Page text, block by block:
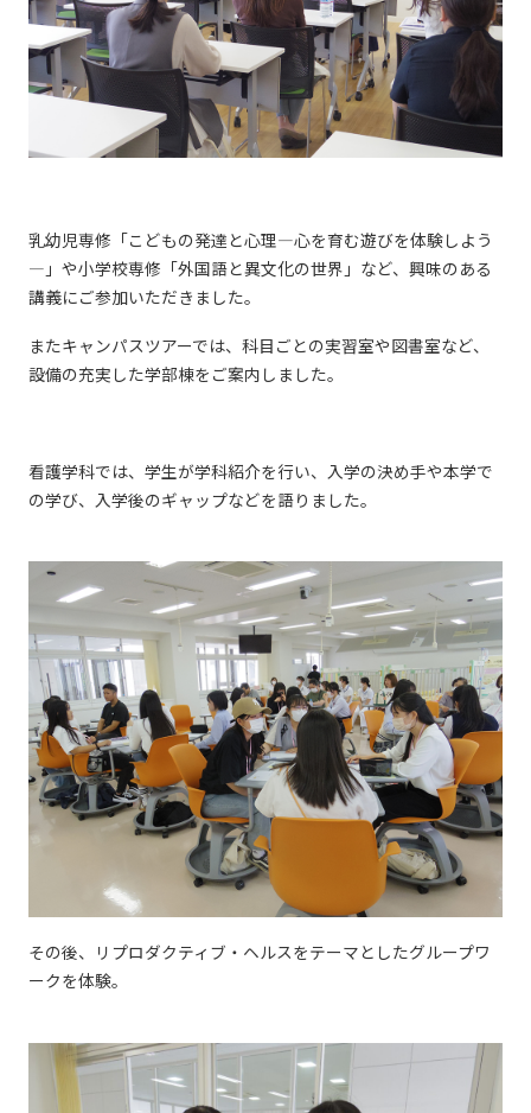
乳幼児専修「こどもの発達と心理―心を育む遊びを体験しよう
―」や小学校専修「外国語と異文化の世界」など、興味のある
講義にご参加いただきました。
またキャンパスツアーでは、科目ごとの実習室や図書室など、
設備の充実した学部棟をご案内しました。
看護学科では、学生が学科紹介を行い、入学の決め手や本学で
の学び、入学後のギャップなどを語りました。
その後、リプロダクティブ・ヘルスをテーマとしたグループワ
ークを体験。